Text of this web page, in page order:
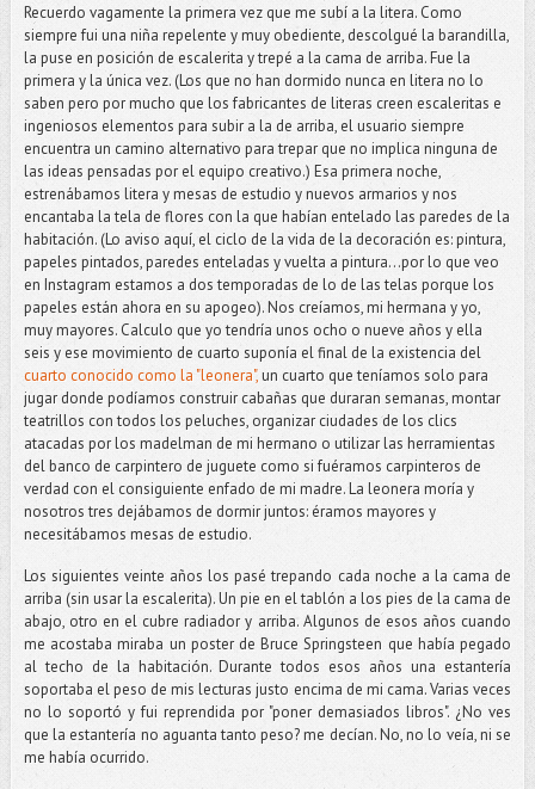
Recuerdo vagamente la primera vez que me subí a la litera. Como
siempre fui una niña repelente y muy obediente, descolgué la barandilla,
la puse en posición de escalerita y trepé a la cama de arriba. Fue la
primera y la única vez. (Los que no han dormido nunca en litera no lo
saben pero por mucho que los fabricantes de literas creen escaleritas e
ingeniosos elementos para subir a la de arriba, el usuario siempre
encuentra un camino alternativo para trepar que no implica ninguna de
las ideas pensadas por el equipo creativo.) Esa primera noche,
estrenábamos litera y mesas de estudio y nuevos armarios y nos
encantaba la tela de flores con la que habían entelado las paredes de la
habitación. (Lo aviso aquí, el ciclo de la vida de la decoración es: pintura,
papeles pintados, paredes enteladas y vuelta a pintura...por lo que veo
en Instagram estamos a dos temporadas de lo de las telas porque los
papeles están ahora en su apogeo). Nos creíamos, mi hermana y yo,
muy mayores. Calculo que yo tendría unos ocho o nueve años y ella
seis y ese movimiento de cuarto suponía el final de la existencia del
cuarto conocido como la "leonera",un cuarto que teníamos solo para
jugar donde podíamos construir cabañas que duraran semanas, montar
teatrillos con todos los peluches, organizar ciudades de los clics
atacadas por los madelman de mi hermano o utilizar las herramientas
del banco de carpintero de juguete como si fuéramos carpinteros de
verdad con el consiguiente enfado de mi madre. La leonera moría y
nosotros tres dejábamos de dormir juntos: éramos mayores y
necesitábamos mesas de estudio.
Los siguientes veinte años los pasé trepando cada noche a la cama de
arriba (sin usar la escalerita). Un pie en el tablón a los pies de la cama de
abajo, otro en el cubre radiador y arriba. Algunos de esos años cuando
me acostaba miraba un poster de Bruce Springsteen que había pegado
al techo de la habitación. Durante todos esos años una estantería
soportaba el peso de mis lecturas justo encima de mi cama. Varias veces
no lo soportó y fui reprendida por "poner demasiados libros". ¿No ves
que la estantería no aguanta tanto peso? me decían. No, no lo veía, ni se
me había ocurrido.